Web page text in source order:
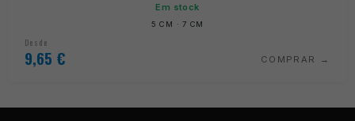
Em stock
5 CM · 7 CM
Desde
9,65 € COMPRAR